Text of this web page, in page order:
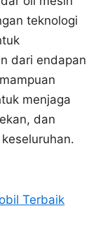
teknologi
dari endapan
menjaga
dan
Terbaik